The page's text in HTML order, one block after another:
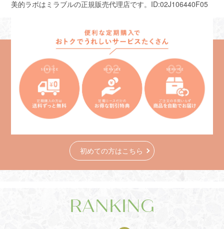
美的ラボはミラブルの正規販売代理店です。ID:02J106440F05
初めての方はこちら
RANKING